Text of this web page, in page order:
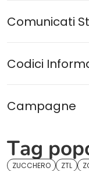
Comunicati
Codici
Campagne
Tag
ZUCCHERO ZTL